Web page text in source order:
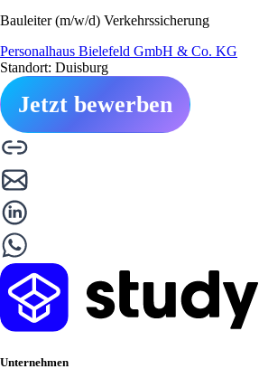
Bauleiter (m/w/d) Verkehrssicherung
Personalhaus Bielefeld GmbH & Co. KG
Standort: Duisburg
Jetzt bewerben
Unternehmen